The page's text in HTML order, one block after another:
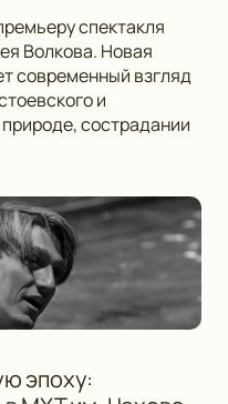
спектакля
Волкова. Новая
современный взгляд
и
сострадании
эпоху: